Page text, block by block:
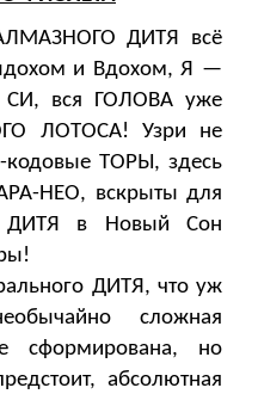
ДИТЯ всё
и Вдохом, Я —
вся ГОЛОВА уже
ЛОТОСА! Узри не
кодовые ТОРЫ, здесь
НЕО, вскрыты для
ДИТЯ в Новый Сон
ДИТЯ, что уж
сложная
сформирована, но
абсолютная